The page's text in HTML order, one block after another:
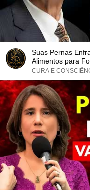
Suas Pernas
Alimentos para
CURA E